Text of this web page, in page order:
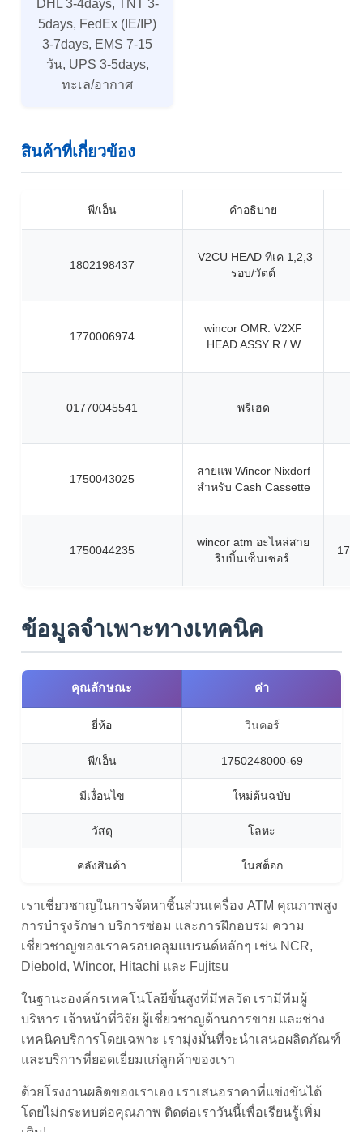
DHL 3-4days, TNT 3-
5days, FedEx (IE/IP)
3-7days, EMS 7-15
วัน, UPS 3-5days,
ทะเล/อากาศ
สินค้าที่เกี่ยวข้อง
พี/เอ็น คำอธิบาย
1802198437
V2CU HEAD ทีเค 1,2,3
รอบ/วัตต์
1770006974
wincor OMR: V2XF
HEAD ASSY R / W
01770045541 พรีเฮด
1750043025
สายแพ Wincor Nixdorf
สำหรับ Cash Cassette
1750044235
wincor atm อะไหล่สาย
ริบบิ้นเซ็นเซอร์
ข้อมูลจำเพาะทางเทคนิค
คุณลักษณะ ค่า
ยี่ห้อ วินคอร์
พี/เอ็น 1750248000-69
มีเงื่อนไข ใหม่ต้นฉบับ
วัสดุ โลหะ
คลังสินค้า ในสต็อก
เราเชี่ยวชาญในการจัดหาชิ้นส่วนเครื่อง ATM คุณภาพสูง
การบำรุงรักษา บริการซ่อม และการฝึกอบรม ความ
เชี่ยวชาญของเราครอบคลุมแบรนด์หลักๆ เช่น NCR,
Diebold, Wincor, Hitachi และ Fujitsu
ในฐานะองค์กรเทคโนโลยีขั้นสูงที่มีพลวัต เรามีทีมผู้
บริหาร เจ้าหน้าที่วิจัย ผู้เชี่ยวชาญด้านการขาย และช่าง
เทคนิคบริการโดยเฉพาะ เรามุ่งมั่นที่จะนำเสนอผลิตภัณฑ์
และบริการที่ยอดเยี่ยมแก่ลูกค้าของเรา
ด้วยโรงงานผลิตของเราเอง เราเสนอราคาที่แข่งขันได้
โดยไม่กระทบต่อคุณภาพ ติดต่อเราวันนี้เพื่อเรียนรู้เพิ่ม